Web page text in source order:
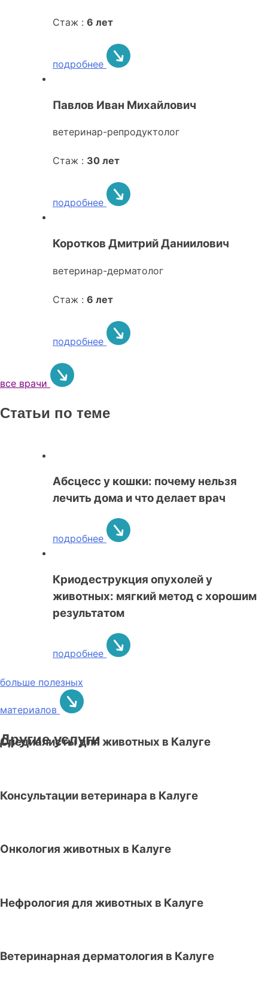
Стаж : 6 лет
подробнее
Павлов Иван Михайлович
ветеринар-репродуктолог
Стаж : 30 лет
подробнее
Коротков Дмитрий Даниилович
ветеринар-дерматолог
Стаж : 6 лет
подробнее
все врачи
Статьи по теме
Абсцесс у кошки: почему нельзя
лечить дома и что делает врач
подробнее
Криодеструкция опухолей у
животных: мягкий метод с хорошим
результатом
подробнее
больше полезных
материалов
Другие услуги
Специалисты для животных в Калуге
Консультации ветеринара в Калуге
Онкология животных в Калуге
Нефрология для животных в Калуге
Ветеринарная дерматология в Калуге